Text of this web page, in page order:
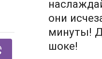
они
минуты!
шоке!